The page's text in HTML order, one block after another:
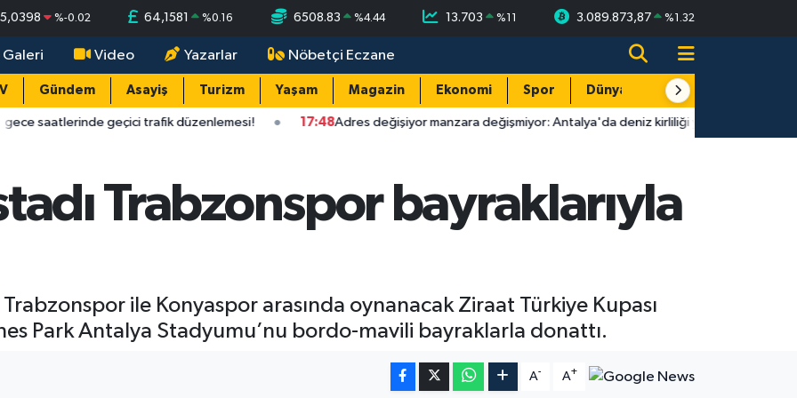
%-0.02 64,1581 %0.16 6508.83 %4.44 13.703 %11 3.089.873,87 %1.32
Galeri Video Yazarlar Nöbetçi Eczane
Gündem Asayiş Turizm Yaşam Magazin Ekonomi Spor Dünya Resmi Reklamlar
geçici trafik düzenlemesi! 17:48Adres değişiyor manzara değişmiyor: Antalya'da deniz kirliliği yeniden gündemde!
Trabzonspor bayraklarıyla
ile Konyaspor arasında oynanacak Ziraat Türkiye Kupası
Park Antalya Stadyumu’nu bordo-mavili bayraklarla donattı.
A- A+